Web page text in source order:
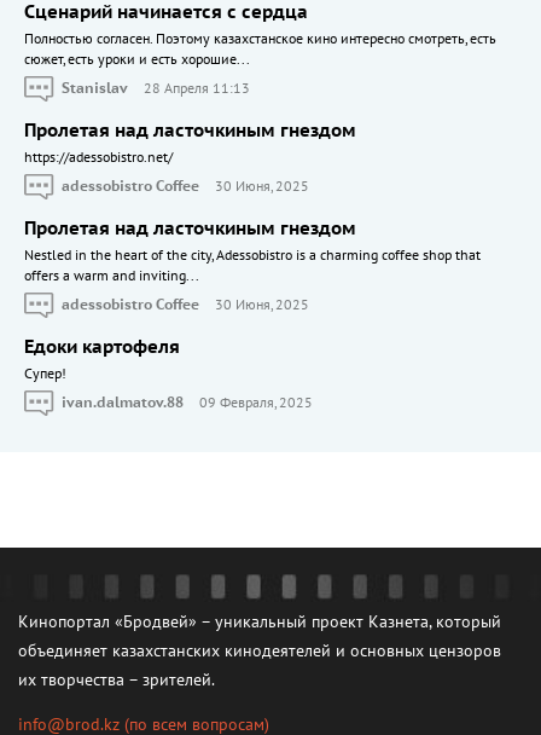
Сценарий начинается с сердца
Полностью согласен. Поэтому казахстанское кино интересно смотреть, есть
сюжет, есть уроки и есть хорошие...
Stanislav
28 Апреля 11:13
Пролетая над ласточкиным гнездом
https://adessobistro.net/
adessobistro Coffee
30 Июня, 2025
Пролетая над ласточкиным гнездом
Nestled in the heart of the city, Adessobistro is a charming coffee shop that
offers a warm and inviting...
adessobistro Coffee
30 Июня, 2025
Едоки картофеля
Cупер!
ivan.dalmatov.88
09 Февраля, 2025
Кинопортал «Бродвей» – уникальный проект Казнета, который
объединяет казахстанских кинодеятелей и основных цензоров
их творчества – зрителей.
info@brod.kz (по всем вопросам)